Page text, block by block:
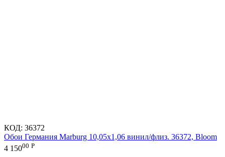
КОД: 36372
Обои Германия Marburg 10,05x1,06 винил/флиз. 36372, Bloom
4 15000 Р